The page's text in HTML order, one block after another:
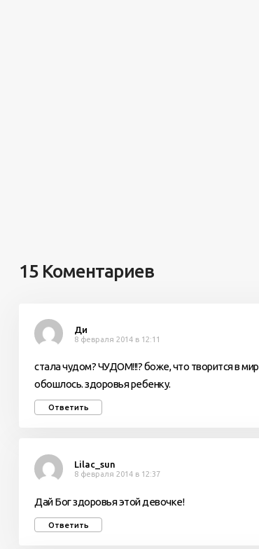
15 Коментариев
Ди
8 февраля 2014 в 12:11
стала чудом? ЧУДОМ!!!? боже, что творится в
обошлось. здоровья ребенку.
Ответить
Lilac_sun
8 февраля 2014 в 12:37
Дай Бог здоровья этой девочке!
Ответить